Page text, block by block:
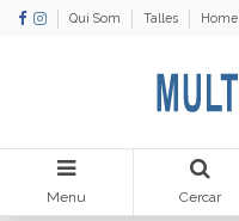
Qui Som Talles Home
Menu Cercar